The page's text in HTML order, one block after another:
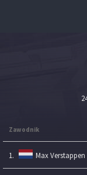
Zawodnik
1. Max Verstappen